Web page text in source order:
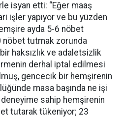
isyan etti: “Eğer maaş
işler yapıyor ve bu yüzden
ayda 5-6 nöbet
nöbet tutmak zorunda
haksızlık ve adaletsizlik
derhal iptal edilmesi
gencecik bir hemşirenin
masa başında ne işi
deneyime sahip hemşirenin
tutarak tükeniyor; 23